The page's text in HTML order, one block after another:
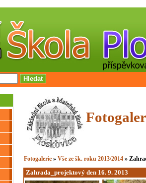
Fotogalerie »Vše ze šk. roku 2013/2014 »
Zahrada_projektový den 16. 9. 2013